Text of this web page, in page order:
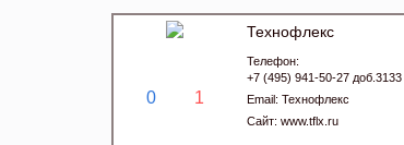
0 1
Технофлекс
Телефон:
+7 (495) 941-50-27 доб.3133
Email: Технофлекс
Сайт: www.tflx.ru